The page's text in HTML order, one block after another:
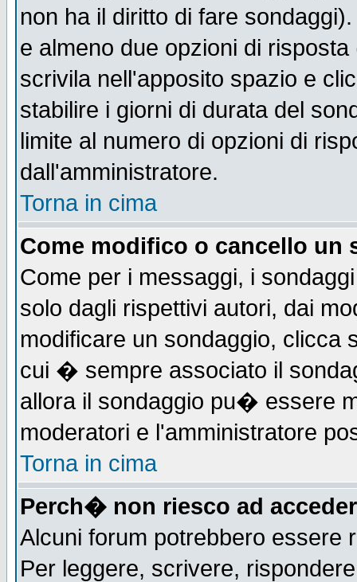
non ha il diritto di fare
e almeno due opzioni di
scrivila nell'apposito spazio e
stabilire i giorni di durata del
limite al numero di opzioni di
dall'amministratore.
Torna in cima
Come modifico o cancello un
Come per i messaggi, i
solo dagli rispettivi autori, dai
modificare un sondaggio, clicca
cui � sempre associato il
allora il sondaggio pu� essere
moderatori e l'amministratore
Torna in cima
Perch� non riesco ad
Alcuni forum potrebbero essere
Per leggere, scrivere,